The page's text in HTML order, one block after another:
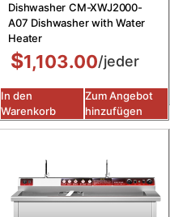
Dishwasher CM-XWJ2000-
A07 Dishwasher with Water
Heater
$1,103.00/jeder
In den
Warenkorb
Zum Angebot
hinzufügen